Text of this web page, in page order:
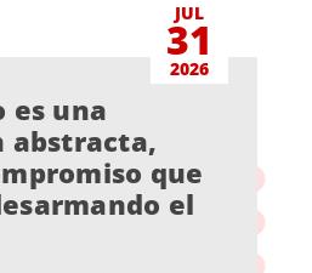
JUL
31
2026
es una
abstracta,
que
el